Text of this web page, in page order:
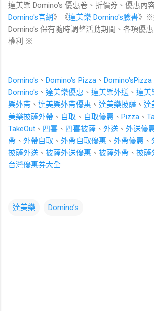
達美樂 Domino's 優惠卷、折價券、優惠內
Domino's官網》《達美樂 Domino's臉書》※
Domino's 保有隨時調整活動期間、各項優
權利
※
Domino's 、 Domino's Pizza 、 Domino'sPizza
Domino's 、 達美樂優惠 、 達美樂外送 、 達美
樂外帶 、 達美樂外帶優惠 、 達美樂披薩 、 達
美樂披薩外帶 、 自取 、 自取優惠 、 Pizza 、
TakeOut 、 四喜 、 四喜披薩 、 外送 、 外送優
帶 、 外帶自取 、 外帶自取優惠 、 外帶優惠 、
披薩外送 、 披薩外送優惠 、 披薩外帶 、 披薩
台灣優惠券大全
達美樂 Domino’s